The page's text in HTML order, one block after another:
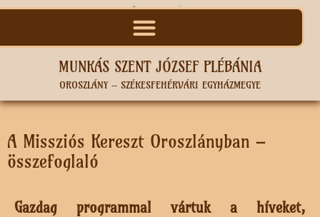
MUNKÁS SZENT JÓZSEF PLÉBÁNIA
OROSZLÁNY – SZÉKESFEHÉRVÁRI EGYHÁZMEGYE
A Missziós Kereszt Oroszlányban –
összefoglaló
Gazdag programmal vártuk a híveket,